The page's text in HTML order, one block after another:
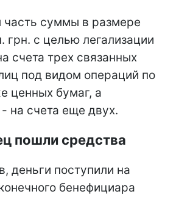
суммы в размере
грн. с целью легализации
счета трех связанных
под видом операций по
ценных бумаг, а
на счета еще двух.
пошли средства
деньги поступили на
бенефициара